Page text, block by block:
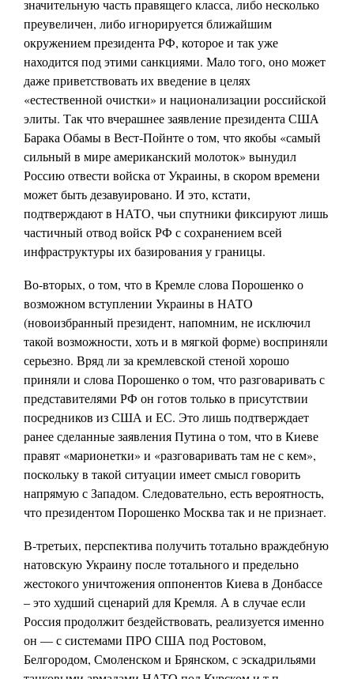
значительную часть правящего класса, либо несколько
преувеличен, либо игнорируется ближайшим
окружением президента РФ, которое и так уже
находится под этими санкциями. Мало того, оно может
даже приветствовать их введение в целях
«естественной очистки» и национализации российской
элиты. Так что вчерашнее заявление президента США
Барака Обамы в Вест-Пойнте о том, что якобы «самый
сильный в мире американский молоток» вынудил
Россию отвести войска от Украины, в скором времени
может быть дезавуировано. И это, кстати,
подтверждают в НАТО, чьи спутники фиксируют лишь
частичный отвод войск РФ с сохранением всей
инфраструктуры их базирования у границы.
Во-вторых, о том, что в Кремле слова Порошенко о
возможном вступлении Украины в НАТО
(новоизбранный президент, напомним, не исключил
такой возможности, хоть и в мягкой форме) восприняли
серьезно. Вряд ли за кремлевской стеной хорошо
приняли и слова Порошенко о том, что разговаривать с
представителями РФ он готов только в присутствии
посредников из США и ЕС. Это лишь подтверждает
ранее сделанные заявления Путина о том, что в Киеве
правят «марионетки» и «разговаривать там не с кем»,
поскольку в такой ситуации имеет смысл говорить
напрямую с Западом. Следовательно, есть вероятность,
что президентом Порошенко Москва так и не признает.
В-третьих, перспектива получить тотально враждебную
натовскую Украину после тотального и предельно
жестокого уничтожения оппонентов Киева в Донбассе
– это худший сценарий для Кремля. А в случае если
Россия продолжит бездействовать, реализуется именно
он — с системами ПРО США под Ростовом,
Белгородом, Смоленском и Брянском, с эскадрильями